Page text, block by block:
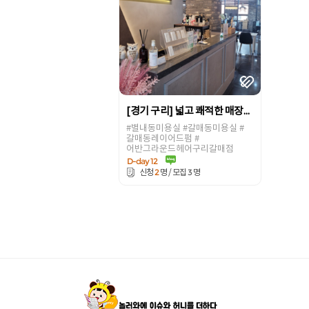
[경기 구리] 넓고 쾌적한 매장환경 에서 디자이너와 고객과의 1대1 맞춤형 시술 미용실! [어반그라운드헤어 구리갈매점]
#별내동미용실 #갈매동미용실 #
갈매동레이어드펌 #
어반그라운드헤어구리갈매점
D-day 12
신청2명 / 모집 3명